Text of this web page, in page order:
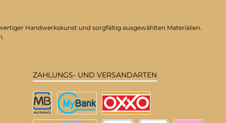
ZAHLUNGS- UND VERSANDARTEN
MultibancoMyBank OXXO
Handwerkskunst und sorgfältig ausgewählten Materialien.